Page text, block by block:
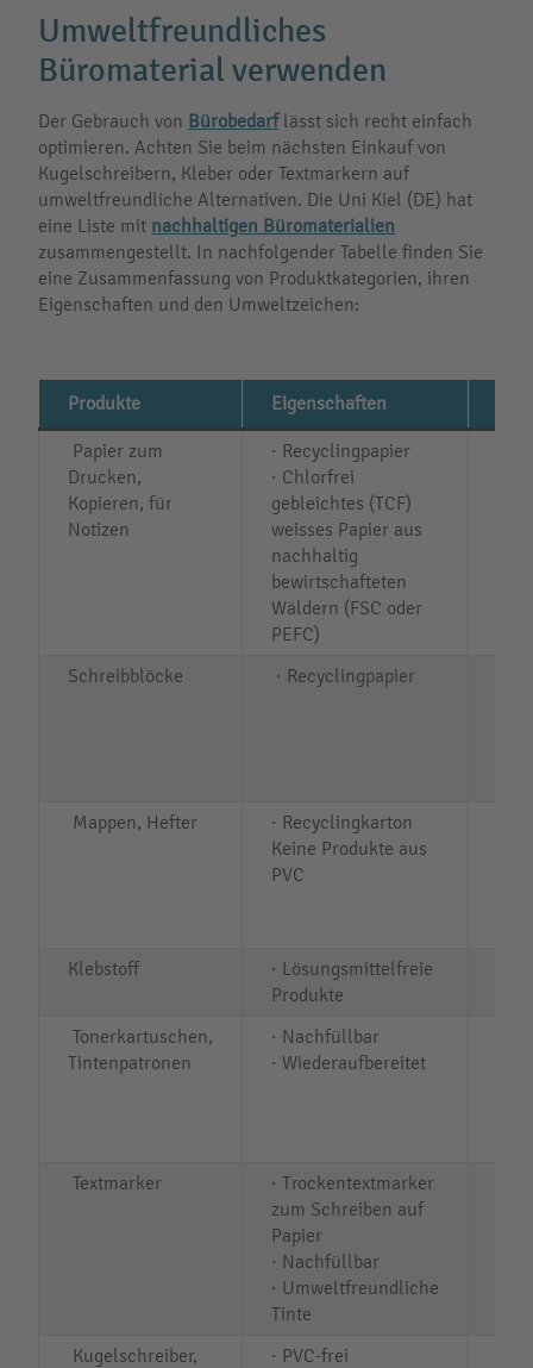
Umweltfreundliches
Büromaterial verwenden
Der Gebrauch von Bürobedarflässt sich recht einfach
optimieren. Achten Sie beim nächsten Einkauf von
Kugelschreibern, Kleber oder Textmarkern auf
umweltfreundliche Alternativen. Die Uni Kiel (DE) hat
eine Liste mit nachhaltigen Büromaterialien
zusammengestellt. In nachfolgender Tabelle finden Sie
eine Zusammenfassung von Produktkategorien, ihren
Eigenschaften und den Umweltzeichen:
Produkte Eigenschaften
Papier zum
Drucken,
Kopieren, für
Notizen
· Recyclingpapier
· Chlorfrei
gebleichtes (TCF)
weisses Papier aus
nachhaltig
bewirtschafteten
Wäldern (FSC oder
PEFC)
Schreibblöcke · Recyclingpapier
Mappen, Hefter
· Recyclingkarton
Keine Produkte aus
PVC
Klebstoff
· Lösungsmittelfreie
Produkte
Tonerkartuschen,
Tintenpatronen
· Nachfüllbar
· Wiederaufbereitet
Textmarker
· Trockentextmarker
zum Schreiben auf
Papier
· Nachfüllbar
· Umweltfreundliche
Tinte
Kugelschreiber,
· PVC-frei